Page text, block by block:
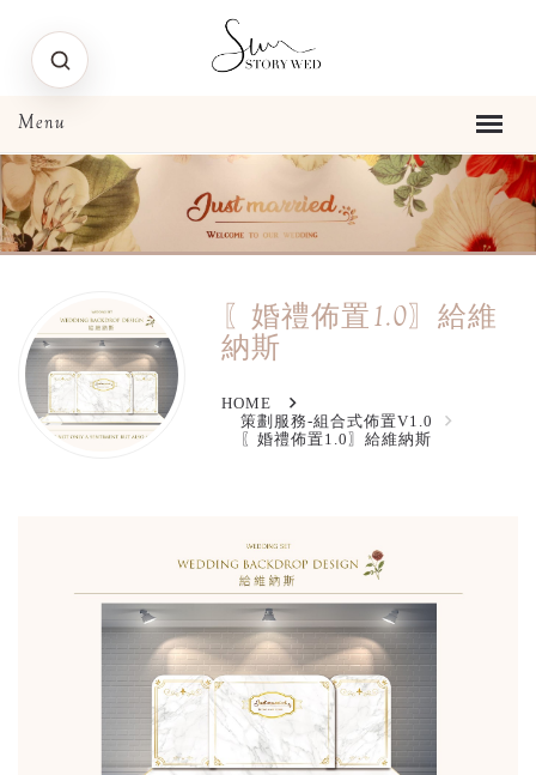
〖婚禮佈置1.0〗給維
納斯
HOME
策劃服務-組合式佈置V1.0
〖婚禮佈置1.0〗給維納斯